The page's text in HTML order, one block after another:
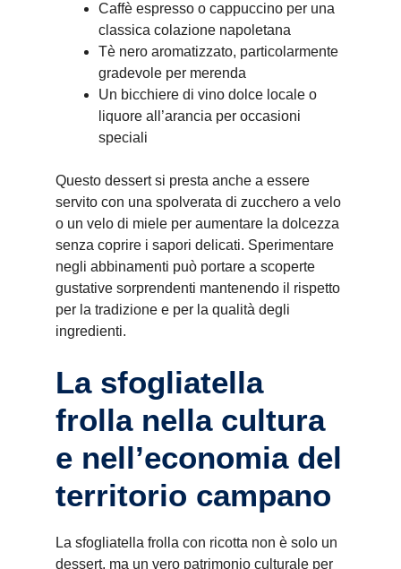
Caffè espresso o cappuccino per una
classica colazione napoletana
Tè nero aromatizzato, particolarmente
gradevole per merenda
Un bicchiere di vino dolce locale o
liquore all’arancia per occasioni
speciali
Questo dessert si presta anche a essere
servito con una spolverata di zucchero a velo
o un velo di miele per aumentare la dolcezza
senza coprire i sapori delicati. Sperimentare
negli abbinamenti può portare a scoperte
gustative sorprendenti mantenendo il rispetto
per la tradizione e per la qualità degli
ingredienti.
La sfogliatella
frolla nella cultura
e nell’economia del
territorio campano
La sfogliatella frolla con ricotta non è solo un
dessert, ma un vero patrimonio culturale per